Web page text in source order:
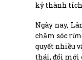
kỷ thành tích
Ngày nay,
chăm sóc
quyết nhiều
thái, đổi mới